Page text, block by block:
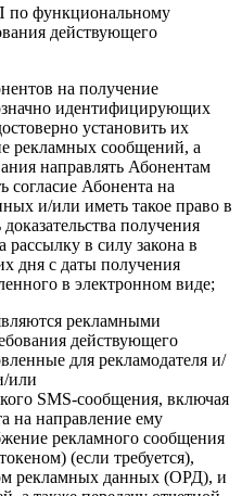
по функциональному
действующего
на получение
идентифицирующих
установить их
рекламных сообщений, а
направлять Абонентам
Абонента на
и/или иметь такое право в
получения
рассылку в силу закона в
дня с даты получения
в электронном виде;
рекламными
действующего
для рекламодателя и/
или
SMS-сообщения, включая
на направление ему
рекламного сообщения
(если требуется),
рекламных данных (ОРД), и